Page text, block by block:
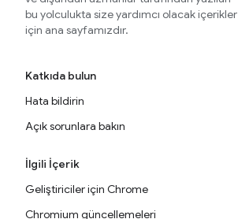
bu yolculukta size yardımcı olacak içerikler
için ana sayfamızdır.
Katkıda bulun
Hata bildirin
Açık sorunlara bakın
İlgili İçerik
Geliştiriciler için Chrome
Chromium güncellemeleri